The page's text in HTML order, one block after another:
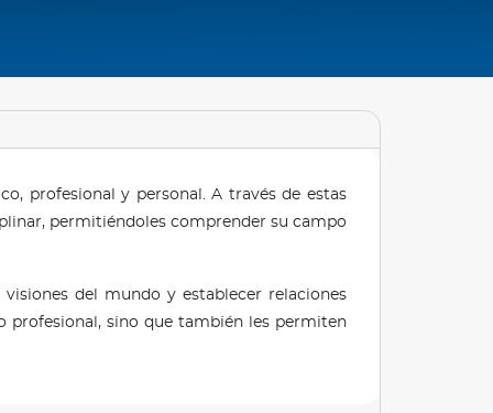
profesional y personal. A través de estas
permitiéndoles comprender su campo
del mundo y establecer relaciones
profesional, sino que también les permiten